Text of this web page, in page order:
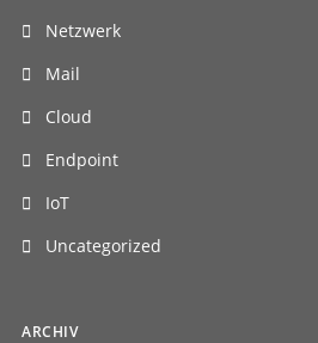
Netzwerk
Mail
Cloud
Endpoint
IoT
Uncategorized
ARCHIV